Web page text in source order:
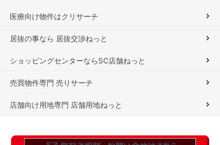
医療向け物件はクリサーチ
居抜の事なら 居抜交渉ねっと
ショッピングセンターならSC店舗ねっと
売買物件専門 売りサーチ
店舗向け用地専門 店舗用地ねっと